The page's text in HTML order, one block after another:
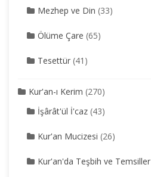
Mezhep ve Din (33)
Ölüme Çare (65)
Tesettür (41)
Kur'an-ı Kerim (270)
İşârât'ül İ'caz (43)
Kur'an Mucizesi (26)
Kur'an'da Teşbih ve Temsiller